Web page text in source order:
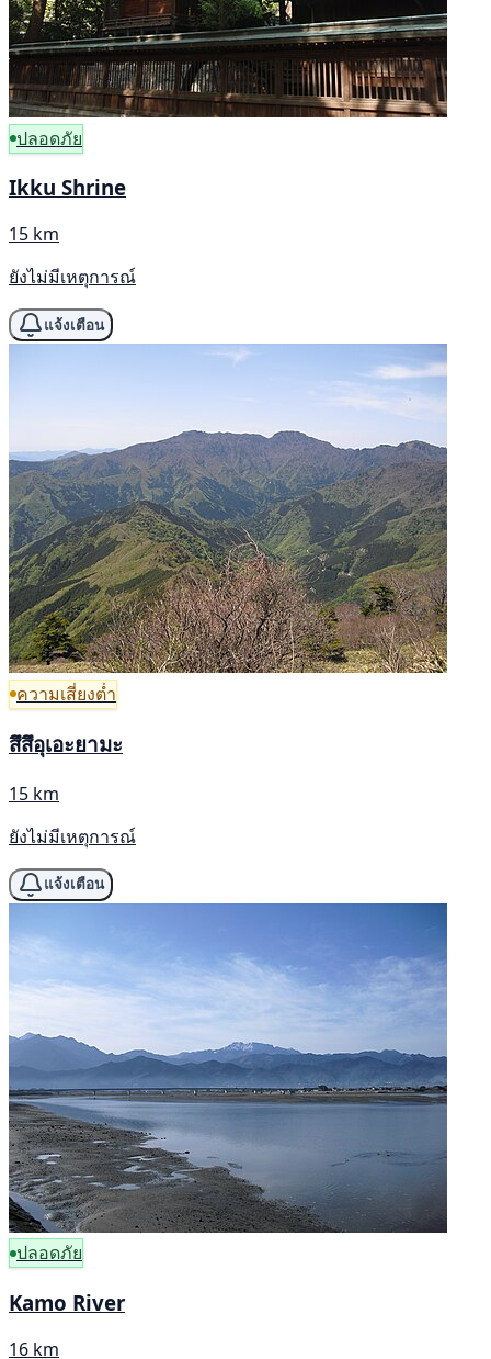
ปลอดภัย
Ikku Shrine
15 km
ยังไม่มีเหตุการณ์
แจ้งเตือน
ความเสี่ยงต่ำ
สึสึอุเอะยามะ
15 km
ยังไม่มีเหตุการณ์
แจ้งเตือน
ปลอดภัย
Kamo River
16 km